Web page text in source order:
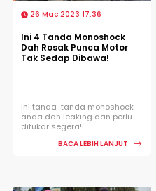
26 Mac 2023 17:36
Ini 4 Tanda Monoshock
Dah Rosak Punca Motor
Tak Sedap Dibawa!
Ini tanda-tanda monoshock
anda dah leaking dan perlu
ditukar segera!
BACA LEBIH LANJUT